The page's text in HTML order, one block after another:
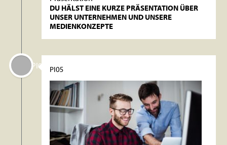
DU HÄLST EINE KURZE PRÄSENTATION ÜBER
UNSER UNTERNEHMEN UND UNSERE
MEDIENKONZEPTE
PI05
PI05